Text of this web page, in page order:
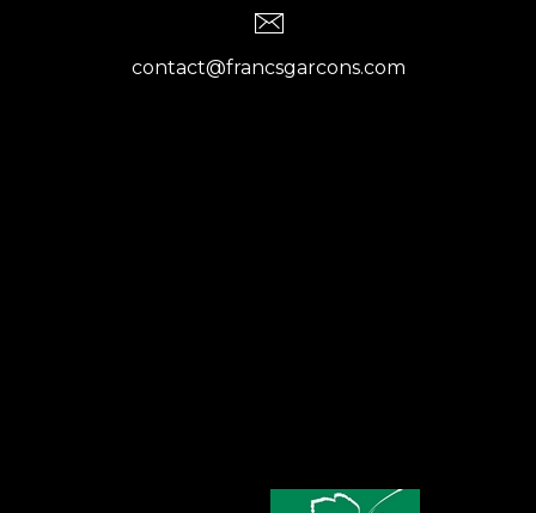
contact@francsgarcons.com